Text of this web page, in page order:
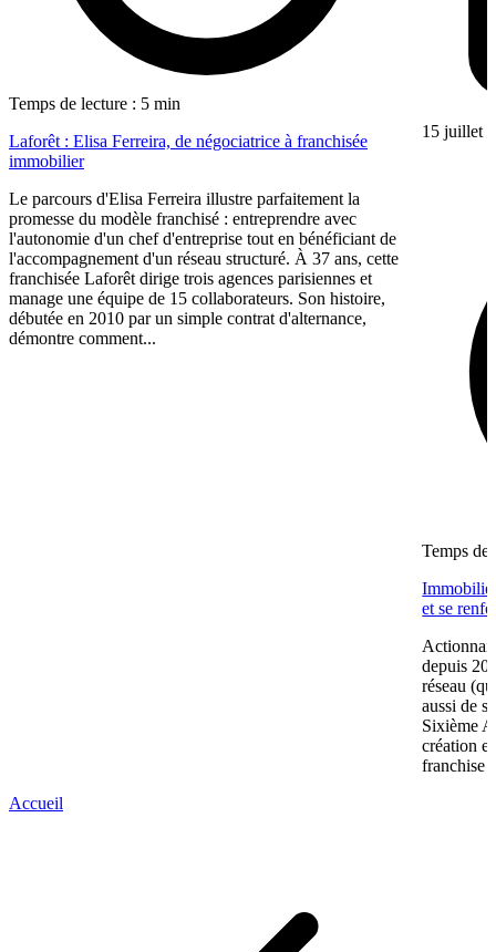
Temps de lecture : 5 min
Laforêt : Elisa Ferreira, de négociatrice à franchisée
immobilier
Le parcours d'Elisa Ferreira illustre parfaitement la
promesse du modèle franchisé : entreprendre avec
l'autonomie d'un chef d'entreprise tout en bénéficiant de
l'accompagnement d'un réseau structuré. À 37 ans, cette
franchisée Laforêt dirige trois agences parisiennes et
manage une équipe de 15 collaborateurs. Son histoire,
débutée en 2010 par un simple contrat d'alternance,
démontre comment...
15 juillet
Temps de
et se
depuis
réseau
aussi de
Sixième
création
franchise
Accueil